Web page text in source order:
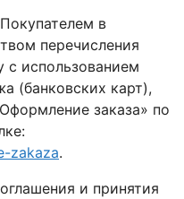
в
перечисления
использованием
(банковских карт),
заказа» по
zakaza.
и принятия